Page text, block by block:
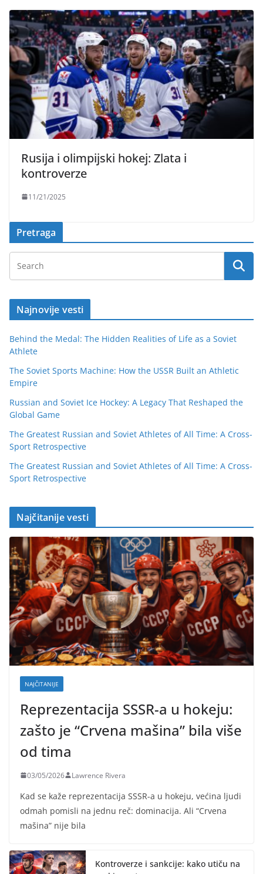
Rusija i olimpijski hokej: Zlata i
kontroverze
11/21/2025
Pretraga
Najnovije vesti
Behind the Medal: The Hidden Realities of Life as a Soviet
Athlete
The Soviet Sports Machine: How the USSR Built an Athletic
Empire
Russian and Soviet Ice Hockey: A Legacy That Reshaped the
Global Game
The Greatest Russian and Soviet Athletes of All Time: A Cross-
Sport Retrospective
The Greatest Russian and Soviet Athletes of All Time: A Cross-
Sport Retrospective
Najčitanije vesti
NAJČITANIJE
Reprezentacija SSSR-a u hokeju:
zašto je “Crvena mašina” bila više
od tima
03/05/2026 Lawrence Rivera
Kad se kaže reprezentacija SSSR-a u hokeju, većina ljudi
odmah pomisli na jednu reč: dominacija. Ali “Crvena
mašina” nije bila
Kontroverze i sankcije: kako utiču na